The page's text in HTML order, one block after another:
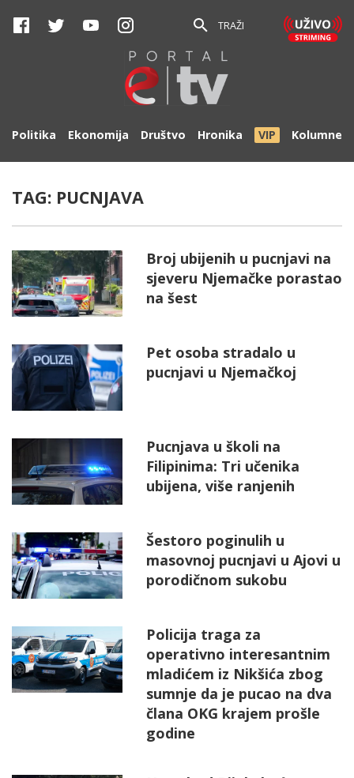
TRAŽI
Politika Ekonomija Društvo Hronika VIP Kolumne
TAG: PUCNJAVA
Broj ubijenih u pucnjavi na
sjeveru Njemačke porastao
na šest
Pet osoba stradalo u
pucnjavi u Njemačkoj
Pucnjava u školi na
Filipinima: Tri učenika
ubijena, više ranjenih
Šestoro poginulih u
masovnoj pucnjavi u Ajovi u
porodičnom sukobu
Policija traga za
operativno interesantnim
mladićem iz Nikšića zbog
sumnje da je pucao na dva
člana OKG krajem prošle
godine